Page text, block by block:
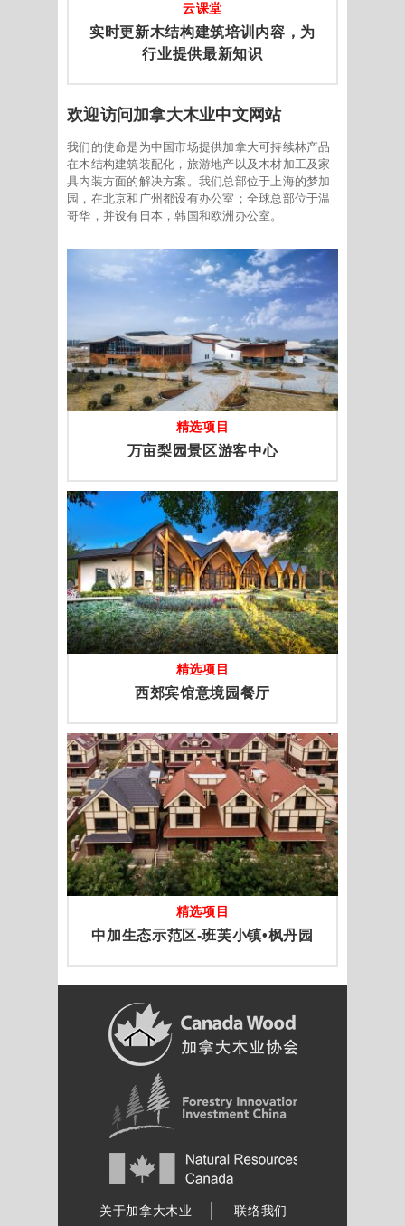
云课堂
实时更新木结构建筑培训内容，为
行业提供最新知识
欢迎访问加拿大木业中文网站
我们的使命是为中国市场提供加拿大可持续林产品
在木结构建筑装配化，旅游地产以及木材加工及家
具内装方面的解决方案。我们总部位于上海的梦加
园，在北京和广州都设有办公室；全球总部位于温
哥华，并设有日本，韩国和欧洲办公室。
精选项目
万亩梨园景区游客中心
精选项目
西郊宾馆意境园餐厅
精选项目
中加生态示范区-班芙小镇•枫丹园
关于加拿大木业 联络我们